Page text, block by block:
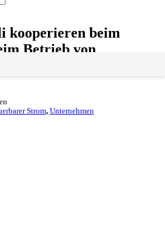
kooperieren beim
Betrieb von
Strom, Unternehmen